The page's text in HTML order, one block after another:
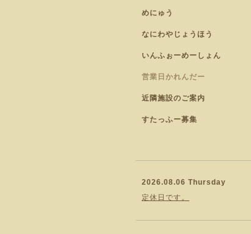
めにゅう
なにわやじょうほう
いんふぉーめーしょん
営業日かれんだー
近隣施設のご案内
すたっふー募集
2026.08.06 Thursday
定休日です。